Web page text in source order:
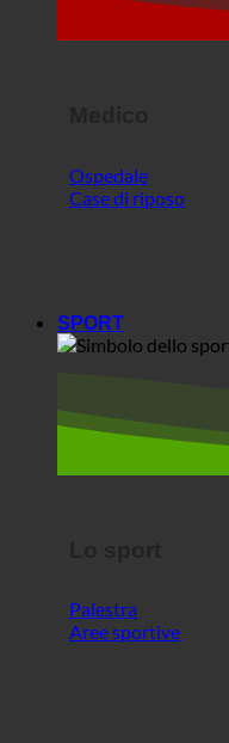
Ospedale
Case di riposo
SPORT
Palestra
Aree sportive